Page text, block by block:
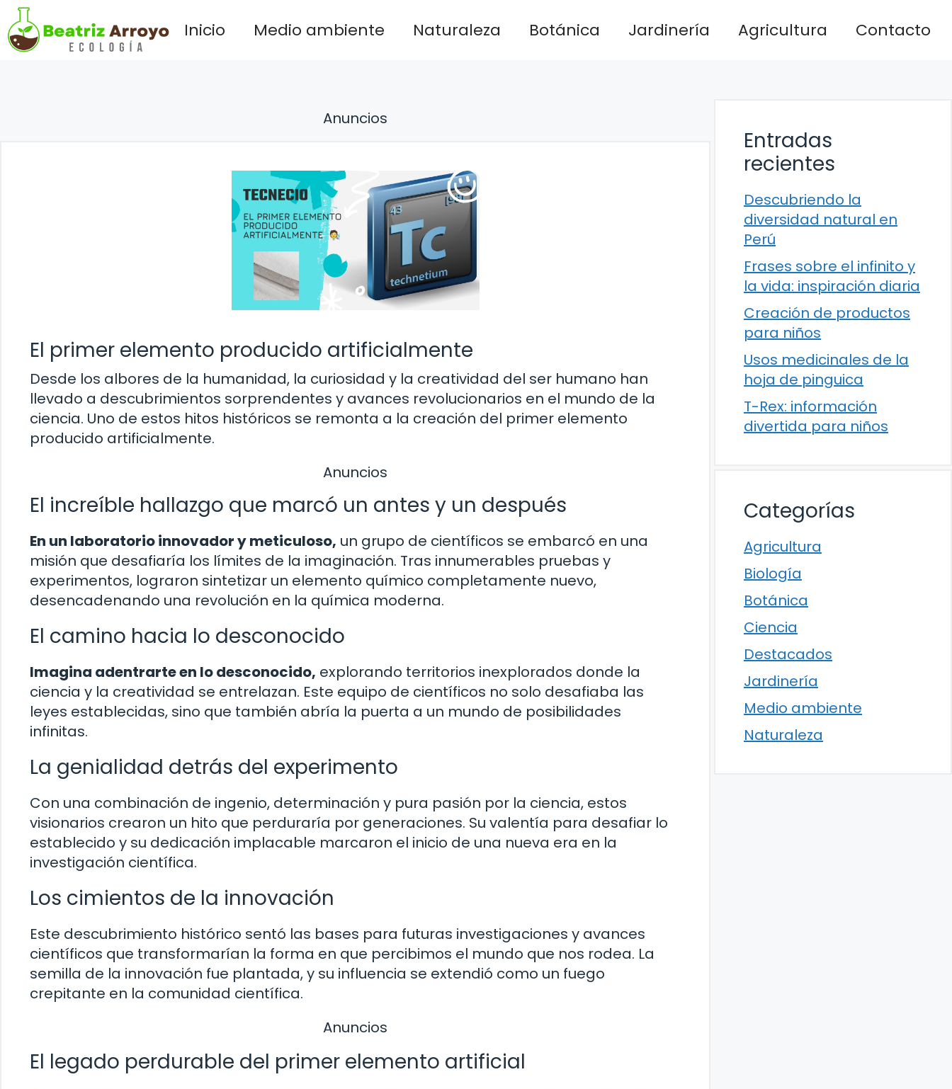
Saltar
al
contenido
Inicio Medio ambiente Naturaleza Botánica Jardinería Agricultura Contacto
Anuncios
El primer elemento producido artificialmente
Desde los albores de la humanidad, la curiosidad y la creatividad del ser humano han
llevado a descubrimientos sorprendentes y avances revolucionarios en el mundo de la
ciencia. Uno de estos hitos históricos se remonta a la creación del primer elemento
producido artificialmente.
Anuncios
El increíble hallazgo que marcó un antes y un después
En un laboratorio innovador y meticuloso, un grupo de científicos se embarcó en una
misión que desafiaría los límites de la imaginación. Tras innumerables pruebas y
experimentos, lograron sintetizar un elemento químico completamente nuevo,
desencadenando una revolución en la química moderna.
El camino hacia lo desconocido
Imagina adentrarte en lo desconocido, explorando territorios inexplorados donde la
ciencia y la creatividad se entrelazan. Este equipo de científicos no solo desafiaba las
leyes establecidas, sino que también abría la puerta a un mundo de posibilidades
infinitas.
La genialidad detrás del experimento
Con una combinación de ingenio, determinación y pura pasión por la ciencia, estos
visionarios crearon un hito que perduraría por generaciones. Su valentía para desafiar lo
establecido y su dedicación implacable marcaron el inicio de una nueva era en la
investigación científica.
Los cimientos de la innovación
Este descubrimiento histórico sentó las bases para futuras investigaciones y avances
científicos que transformarían la forma en que percibimos el mundo que nos rodea. La
semilla de la innovación fue plantada, y su influencia se extendió como un fuego
crepitante en la comunidad científica.
Anuncios
El legado perdurable del primer elemento artificial
Entradas
recientes
Descubriendo la
diversidad natural en
Perú
Frases sobre el infinito y
la vida: inspiración diaria
Creación de productos
para niños
Usos medicinales de la
hoja de pinguica
T-Rex: información
divertida para niños
Categorías
Agricultura
Biología
Botánica
Ciencia
Destacados
Jardinería
Medio ambiente
Naturaleza